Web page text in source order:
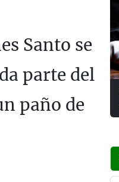
Santo se
parte del
paño de